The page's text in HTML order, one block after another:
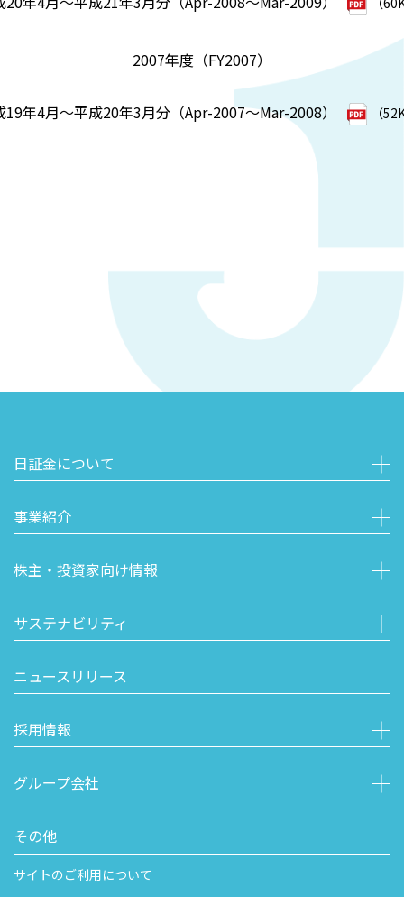
2007年度（FY2007）
19年4月～平成20年3月分（Apr-2007～Mar-2008） （
日証金について
事業紹介
株主・投資家向け情報
サステナビリティ
ニュースリリース
採用情報
グループ会社
その他
サイトのご利用について